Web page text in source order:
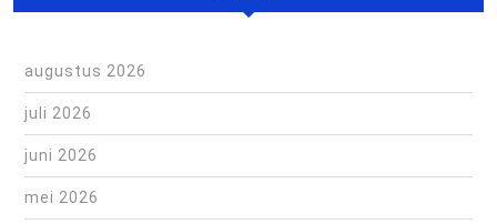
augustus 2026
juli 2026
juni 2026
mei 2026